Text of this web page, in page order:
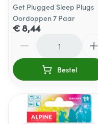
Get Plugged Sleep Plugs
Oordoppen 7 Paar
€ 8,44
Bestel